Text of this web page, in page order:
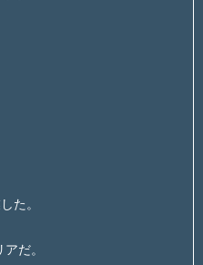
た。
だ。